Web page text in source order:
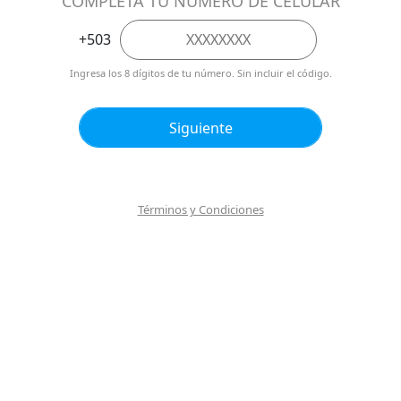
Términos y Condiciones